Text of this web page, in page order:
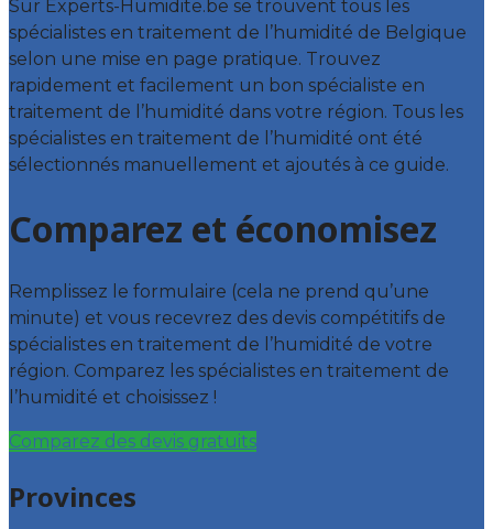
Sur Experts-Humidite.be se trouvent tous les
spécialistes en traitement de l’humidité de Belgique
selon une mise en page pratique. Trouvez
rapidement et facilement un bon spécialiste en
traitement de l’humidité dans votre région. Tous les
spécialistes en traitement de l’humidité ont été
sélectionnés manuellement et ajoutés à ce guide.
Comparez et économisez
Remplissez le formulaire (cela ne prend qu’une
minute) et vous recevrez des devis compétitifs de
spécialistes en traitement de l’humidité de votre
région. Comparez les spécialistes en traitement de
l’humidité et choisissez !
Comparez des devis gratuits
Provinces